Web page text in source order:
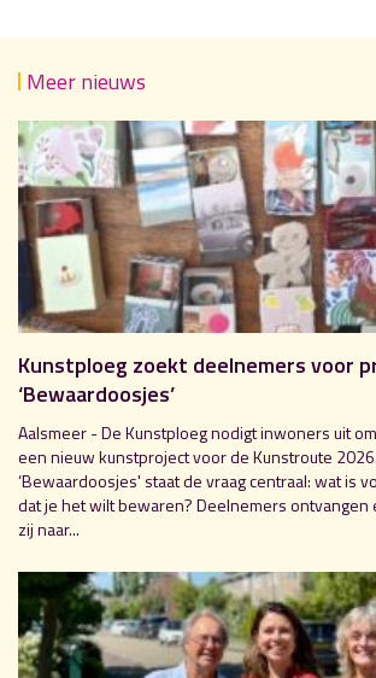
Meer nieuws
Kunstploeg zoekt deelnemers voor
‘Bewaardoosjes’
Aalsmeer - De Kunstploeg nodigt inwoners uit
een nieuw kunstproject voor de Kunstroute
‘Bewaardoosjes' staat de vraag centraal: wat is
dat je het wilt bewaren? Deelnemers
zij naar...